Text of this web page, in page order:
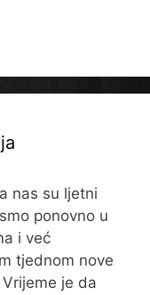
nas su ljetni
ponovno u
i već
tjednom nove
je da